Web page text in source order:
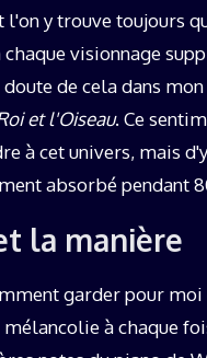
y trouve toujours
chaque visionnage
doute de cela dans
et l'Oiseau. Ce
à cet univers, mais
absorbé pendant
la manière
garder pour
à chaque